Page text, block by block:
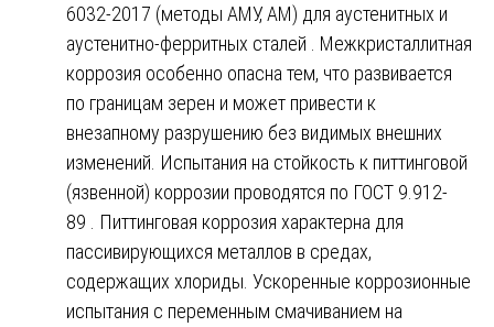
6032-2017 (методы АМУ, АМ) для аустенитных и
аустенитно-ферритных сталей . Межкристаллитная
коррозия особенно опасна тем, что развивается
по границам зерен и может привести к
внезапному разрушению без видимых внешних
изменений. Испытания на стойкость к питтинговой
(язвенной) коррозии проводятся по ГОСТ 9.912-
89 . Питтинговая коррозия характерна для
пассивирующихся металлов в средах,
содержащих хлориды. Ускоренные коррозионные
испытания с переменным смачиванием на